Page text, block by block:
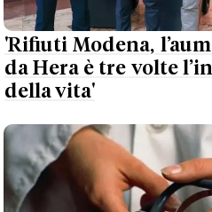
'Rifiuti Modena,
da Hera è tre volte
della vita'